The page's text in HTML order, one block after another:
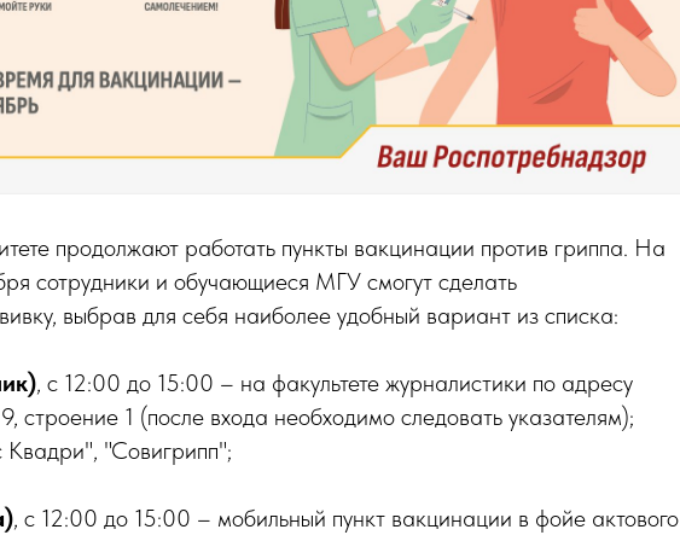
продолжают работать пункты вакцинации против гриппа. На
сотрудники и обучающиеся МГУ смогут сделать
выбрав для себя наиболее удобный вариант из списка:
, с 12:00 до 15:00 – на факультете журналистики по адресу
строение 1 (после входа необходимо следовать указателям);
Квадри", "Совигрипп";
, с 12:00 до 15:00 – мобильный пункт вакцинации в фойе актового